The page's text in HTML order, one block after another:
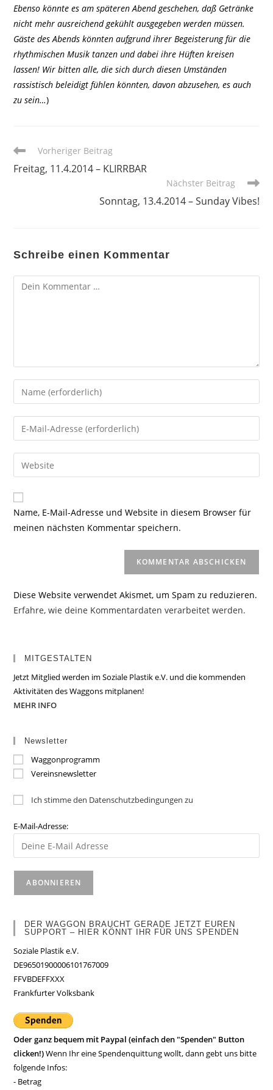
Ebenso könnte es am späteren Abend geschehen, daß Getränke
nicht mehr ausreichend gekühlt ausgegeben werden müssen.
Gäste des Abends könnten aufgrund ihrer Begeisterung für die
rhythmischen Musik tanzen und dabei ihre Hüften kreisen
lassen! Wir bitten alle, die sich durch diesen Umständen
rassistisch beleidigt fühlen könnten, davon abzusehen, es auch
zu sein…)
Weitere
ansehen
Vorheriger Beitrag
Freitag, 11.4.2014 – KLIRRBAR
Nächster Beitrag
Sonntag, 13.4.2014 – Sunday Vibes!
Schreibe einen Kommentar
Kommentar
Gib
deinen
Namen
oder
zum
Kommentieren
ein
Gib
deine
E-
Mail-
zum
Kommentieren
ein
Gib
deine
Website-
URL
Name, E-Mail-Adresse und Website in diesem Browser für
meinen nächsten Kommentar speichern.
Diese Website verwendet Akismet, um Spam zu reduzieren.
Erfahre, wie deine Kommentardaten verarbeitet werden.
MITGESTALTEN
Jetzt Mitglied werden im Soziale Plastik e.V. und die kommenden
Aktivitäten des Waggons mitplanen!
MEHR INFO
Newsletter
Waggonprogramm
Vereinsnewsletter
Ich stimme den Datenschutzbedingungen zu
E-Mail-Adresse:
DER WAGGON BRAUCHT GERADE JETZT EUREN
SUPPORT – HIER KÖNNT IHR FÜR UNS SPENDEN
Soziale Plastik e.V.
DE96501900006101767009
FFVBDEFFXXX
Frankfurter Volksbank
Oder ganz bequem mit Paypal (einfach den "Spenden" Button
clicken!)Wenn Ihr eine Spendenquittung wollt, dann gebt uns bitte
folgende Infos:
- Betrag